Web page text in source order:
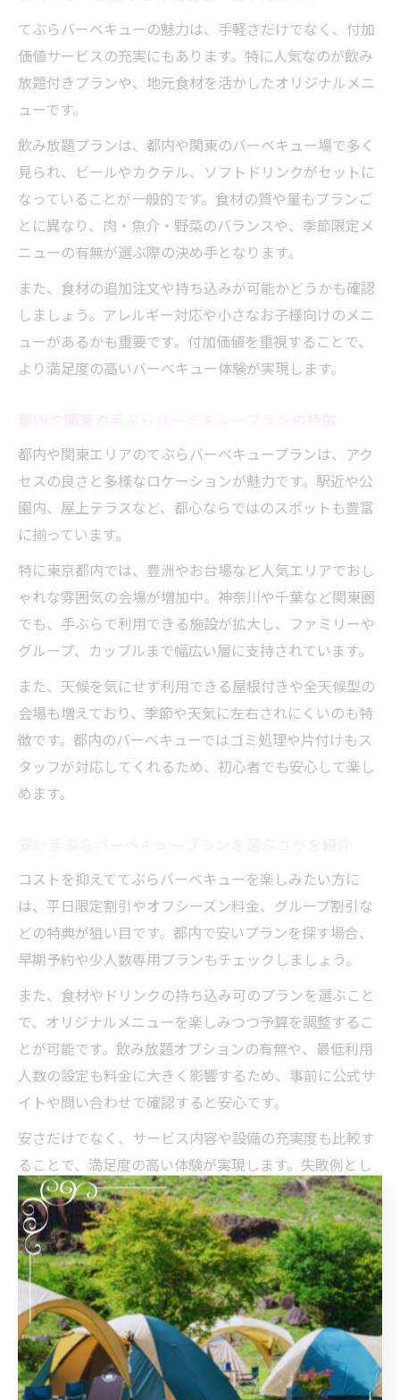
てぶらバーベキューの魅力は、手軽さだけでなく、付加
価値サービスの充実にもあります。特に人気なのが飲み
放題付きプランや、地元食材を活かしたオリジナルメニ
ューです。
飲み放題プランは、都内や関東のバーベキュー場で多く
見られ、ビールやカクテル、ソフトドリンクがセットに
なっていることが一般的です。食材の質や量もプランご
とに異なり、肉・魚介・野菜のバランスや、季節限定メ
ニューの有無が選ぶ際の決め手となります。
また、食材の追加注文や持ち込みが可能かどうかも確認
しましょう。アレルギー対応や小さなお子様向けのメニ
ューがあるかも重要です。付加価値を重視することで、
より満足度の高いバーベキュー体験が実現します。
都内や関東エリアのてぶらバーベキュープランは、アク
セスの良さと多様なロケーションが魅力です。駅近や公
園内、屋上テラスなど、都心ならではのスポットも豊富
に揃っています。
特に東京都内では、豊洲やお台場など人気エリアでおし
ゃれな雰囲気の会場が増加中。神奈川や千葉など関東圏
でも、手ぶらで利用できる施設が拡大し、ファミリーや
グループ、カップルまで幅広い層に支持されています。
また、天候を気にせず利用できる屋根付きや全天候型の
会場も増えており、季節や天気に左右されにくいのも特
徴です。都内のバーベキューではゴミ処理や片付けもス
タッフが対応してくれるため、初心者でも安心して楽し
めます。
コストを抑えててぶらバーベキューを楽しみたい方に
は、平日限定割引やオフシーズン料金、グループ割引な
どの特典が狙い目です。都内で安いプランを探す場合、
早期予約や少人数専用プランもチェックしましょう。
また、食材やドリンクの持ち込み可のプランを選ぶこと
で、オリジナルメニューを楽しみつつ予算を調整するこ
とが可能です。飲み放題オプションの有無や、最低利用
人数の設定も料金に大きく影響するため、事前に公式サ
イトや問い合わせで確認すると安心です。
安さだけでなく、サービス内容や設備の充実度も比較す
ることで、満足度の高い体験が実現します。失敗例とし
ては、安さだけで選んでしまい食材の量が少なかった、
設備が不十分だったという声もあるので、口コミや実際
の利用者の体験談を参考にしましょう。
少人数で始めるてぶらバーベキュ
ーのおすすめ活用法